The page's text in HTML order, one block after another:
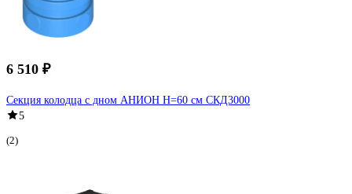
6 510 ₽
Секция колодца с дном АНИОН Н=60 см СКД3000
5
(2)